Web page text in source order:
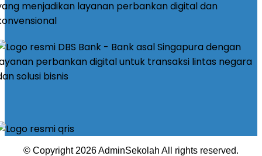
© Copyright 2026 AdminSekolah All rights reserved.